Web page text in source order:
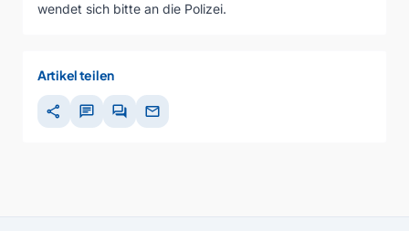
wendet sich bitte an die Polizei.
Artikel teilen
share chat forum mail